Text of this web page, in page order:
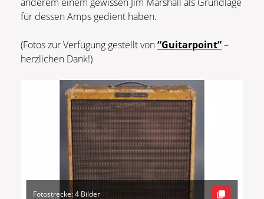
für dessen Amps gedient haben.
(Fotos zur Verfügung gestellt von“Guitarpoint”–
herzlichen Dank!)
Fotostrecke: 4 Bilder